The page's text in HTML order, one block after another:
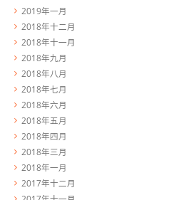
2019年一月
2018年十二月
2018年十一月
2018年九月
2018年八月
2018年七月
2018年六月
2018年五月
2018年四月
2018年三月
2018年一月
2017年十二月